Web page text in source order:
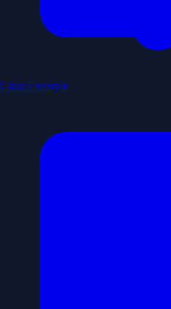
Catur Freestyle